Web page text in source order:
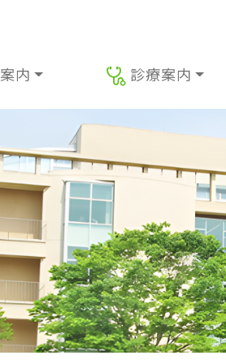
内 診療案内